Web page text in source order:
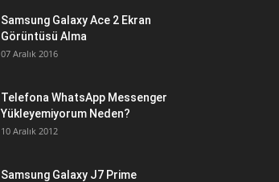
Samsung Galaxy Ace 2 Ekran
Görüntüsü Alma
07 Aralık 2016
Telefona WhatsApp Messenger
Yükleyemiyorum Neden?
10 Aralık 2012
Samsung Galaxy J7 Prime